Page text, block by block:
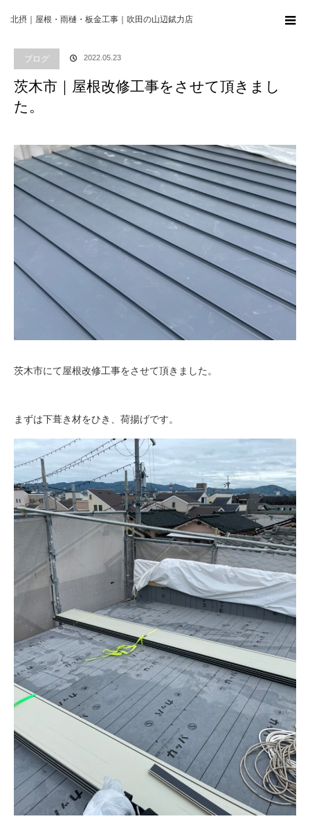
北摂｜屋根・雨樋・板金工事｜吹田の山辺錻力店
ブログ
ブログ 茨木市｜屋根改修工事をさせて頂きました。
ブログ 2022.05.23
茨木市｜屋根改修工事をさせて頂きまし
た。
茨木市にて屋根改修工事をさせて頂きました。
まずは下葺き材をひき、荷揚げです。